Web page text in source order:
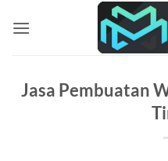
Jasa Pembuatan